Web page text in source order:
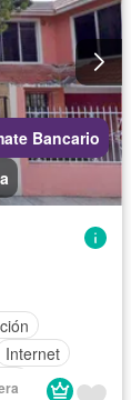
Bancario
Internet